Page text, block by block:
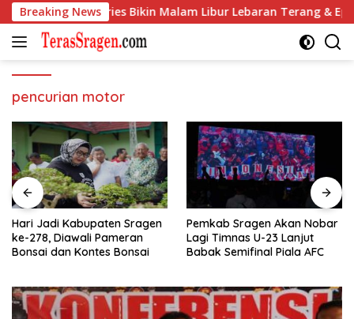
Langsung
ke
konten
Breaking News
Galaxy S26 Series Bikin Malam Libur Lebaran Terang & Epik
pencurian motor
Hari Jadi Kabupaten Sragen
ke-278, Diawali Pameran
Bonsai dan Kontes Bonsai
Pemkab Sragen Akan Nobar
Lagi Timnas U-23 Lanjut
Babak Semifinal Piala AFC